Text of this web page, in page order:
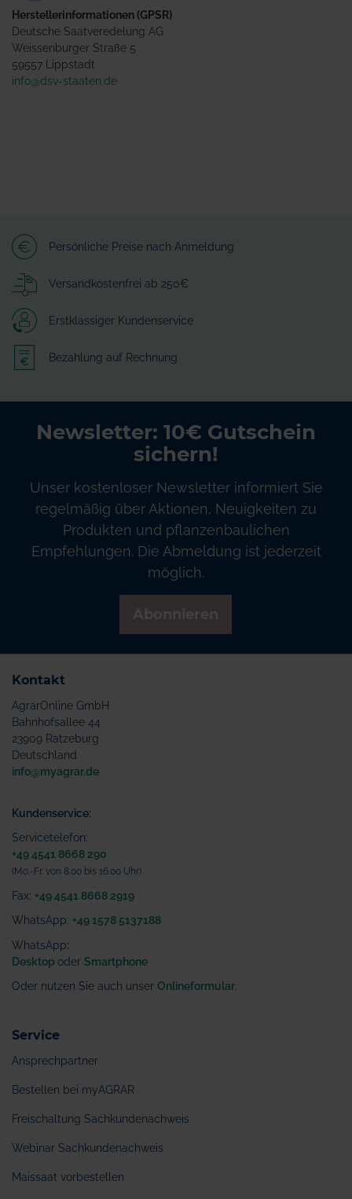
Herstellerinformationen (GPSR)
Deutsche Saatveredelung AG
Weissenburger Straße 5
59557 Lippstadt
info@dsv-staaten.de
Persönliche Preise nach Anmeldung
Versandkostenfrei ab 250€
Erstklassiger Kundenservice
Bezahlung auf Rechnung
Newsletter: 10€ Gutschein
sichern!
Unser kostenloser Newsletter informiert Sie
regelmäßig über Aktionen, Neuigkeiten zu
Produkten und pflanzenbaulichen
Empfehlungen. Die Abmeldung ist jederzeit
möglich.
Kontakt
AgrarOnline GmbH
Bahnhofsallee 44
23909 Ratzeburg
Deutschland
info@myagrar.de
Kundenservice:
Servicetelefon:
+49 4541 8668 290
(Mo.-Fr. von 8.00 bis 16.00 Uhr)
Fax: +49 4541 8668 2919
WhatsApp: +49 1578 5137188
WhatsApp:
Desktop oder Smartphone
Oder nutzen Sie auch unser Onlineformular
Service
Ansprechpartner
Bestellen bei myAGRAR
Freischaltung Sachkundenachweis
Webinar Sachkundenachweis
Maissaat vorbestellen